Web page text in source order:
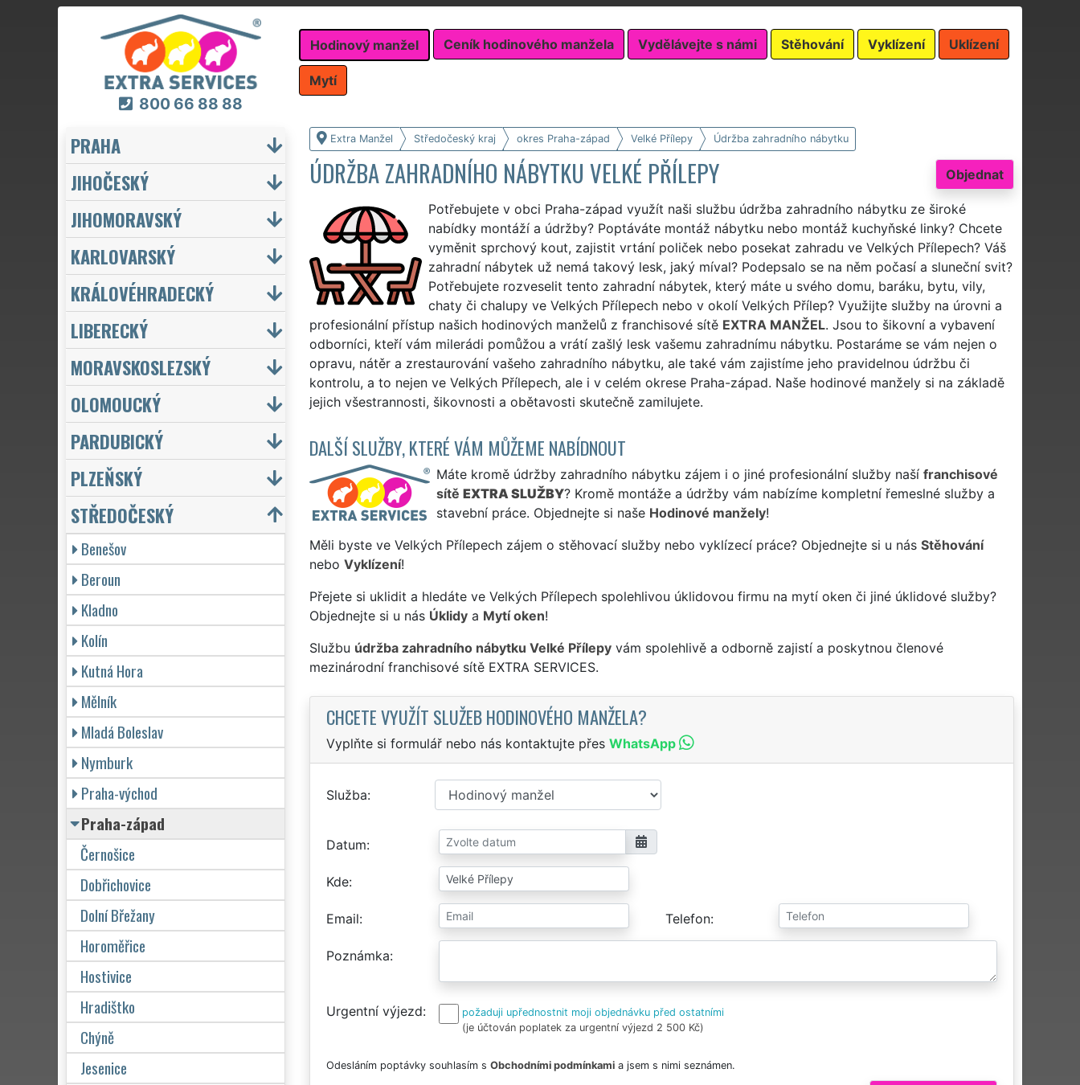
800 66 88 88
Hodinový manžel Ceník hodinového manžela Vydělávejte s námi Stěhování Vyklízení Uklízení
Mytí
Extra Manžel Středočeský kraj okres Praha-západ Velké Přílepy Údržba zahradního nábytku
Objednat
ÚDRŽBA ZAHRADNÍHO NÁBYTKU VELKÉ PŘÍLEPY
Potřebujete v obci Praha-západ využít naši službu údržba zahradního nábytku ze široké
nabídky montáží a údržby? Poptáváte montáž nábytku nebo montáž kuchyňské linky? Chcete
vyměnit sprchový kout, zajistit vrtání poliček nebo posekat zahradu ve Velkých Přílepech? Váš
zahradní nábytek už nemá takový lesk, jaký míval? Podepsalo se na něm počasí a sluneční svit?
Potřebujete rozveselit tento zahradní nábytek, který máte u svého domu, baráku, bytu, vily,
chaty či chalupy ve Velkých Přílepech nebo v okolí Velkých Přílep? Využijte služby na úrovni a
profesionální přístup našich hodinových manželů z franchisové sítě EXTRA MANŽEL. Jsou to šikovní a vybavení
odborníci, kteří vám milerádi pomůžou a vrátí zašlý lesk vašemu zahradnímu nábytku. Postaráme se vám nejen o
opravu, nátěr a zrestaurování vašeho zahradního nábytku, ale také vám zajistíme jeho pravidelnou údržbu či
kontrolu, a to nejen ve Velkých Přílepech, ale i v celém okrese Praha-západ. Naše hodinové manžely si na základě
jejich všestrannosti, šikovnosti a obětavosti skutečně zamilujete.
DALŠÍ SLUŽBY, KTERÉ VÁM MŮŽEME NABÍDNOUT
Máte kromě údržby zahradního nábytku zájem i o jiné profesionální služby naší franchisové
sítě EXTRA SLUŽBY? Kromě montáže a údržby vám nabízíme kompletní řemeslné služby a
stavební práce. Objednejte si naše Hodinové manžely!
Měli byste ve Velkých Přílepech zájem o stěhovací služby nebo vyklízecí práce? Objednejte si u nás Stěhování
nebo Vyklízení!
Přejete si uklidit a hledáte ve Velkých Přílepech spolehlivou úklidovou firmu na mytí oken či jiné úklidové služby?
Objednejte si u nás Úklidya Mytí oken!
Službu údržba zahradního nábytku Velké Přílepyvám spolehlivě a odborně zajistí a poskytnou členové
mezinárodní franchisové sítě EXTRA SERVICES.
CHCETE VYUŽÍT SLUŽEB HODINOVÉHO MANŽELA?
Vyplňte si formulář nebo nás kontaktujte přes WhatsApp
Služba
Datum
Kde
Email Telefon
Poznámka
Urgentní výjezd
požaduji upřednostnit moji objednávku před ostatními
(je účtován poplatek za urgentní výjezd 2 500 Kč)
Odesláním poptávky souhlasím s Obchodními podmínkamia jsem s nimi seznámen.
PRAHA
JIHOČESKÝ
JIHOMORAVSKÝ
KARLOVARSKÝ
KRÁLOVÉHRADECKÝ
LIBERECKÝ
MORAVSKOSLEZSKÝ
OLOMOUCKÝ
PARDUBICKÝ
PLZEŇSKÝ
STŘEDOČESKÝ
Benešov
Beroun
Kladno
Kolín
Kutná Hora
Mělník
Mladá Boleslav
Nymburk
Praha-východ
Praha-západ
Černošice
Dobřichovice
Dolní Břežany
Horoměřice
Hostivice
Hradištko
Chýně
Jesenice